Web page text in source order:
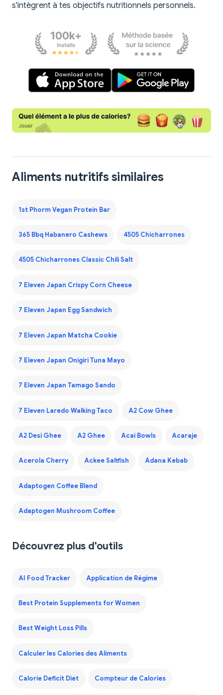
s'intègrent à tes objectifs nutritionnels personnels.
Aliments nutritifs similaires
1st Phorm Vegan Protein Bar
365 Bbq Habanero Cashews 4505 Chicharrones
4505 Chicharrones Classic Chili Salt
7 Eleven Japan Crispy Corn Cheese
7 Eleven Japan Egg Sandwich
7 Eleven Japan Matcha Cookie
7 Eleven Japan Onigiri Tuna Mayo
7 Eleven Japan Tamago Sando
7 Eleven Laredo Walking Taco A2 Cow Ghee
A2 Desi Ghee A2 Ghee Acai Bowls Acaraje
Acerola Cherry Ackee Saltfish Adana Kebab
Adaptogen Coffee Blend
Adaptogen Mushroom Coffee
Découvrez plus d'outils
AI Food Tracker Application de Régime
Best Protein Supplements for Women
Best Weight Loss Pills
Calculer les Calories des Aliments
Calorie Deficit Diet Compteur de Calories